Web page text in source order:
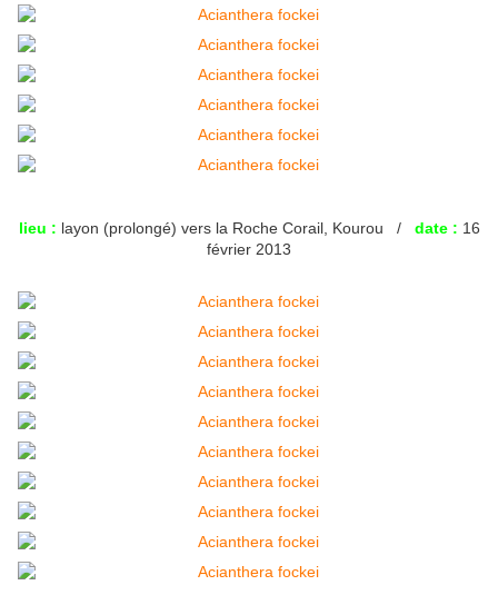
lieu : layon (prolongé) vers la Roche Corail, Kourou / date : 16
février 2013